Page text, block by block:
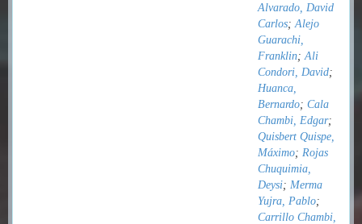
Alvarado, David
Carlos;Alejo
Guarachi,
Franklin;Ali
Condori, David;
Huanca,
Bernardo; Cala
Chambi, Edgar;
Quisbert Quispe,
Máximo; Rojas
Chuquimia,
Deysi; Merma
Yujra, Pablo;
Carrillo Chambi,